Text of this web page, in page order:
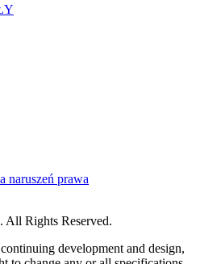
naruszeń prawa
Rights Reserved.
development and design,